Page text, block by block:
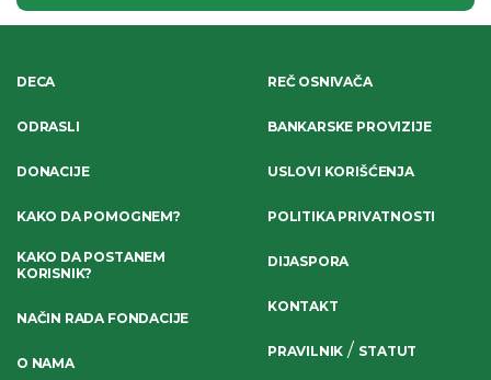
DECA
ODRASLI
DONACIJE
KAKO DA POMOGNEM?
KAKO DA POSTANEM
KORISNIK?
NAČIN RADA FONDACIJE
O NAMA
REČ OSNIVAČA
BANKARSKE PROVIZIJE
USLOVI KORIŠĆENJA
POLITIKA PRIVATNOSTI
DIJASPORA
KONTAKT
PRAVILNIK / STATUT